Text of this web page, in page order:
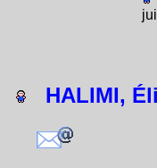
HALIMI,